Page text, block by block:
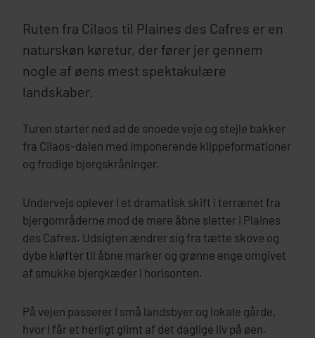
SE HOTEL
Ruten fra Cilaos til Plaines des Cafres er en
naturskøn køretur, der fører jer gennem
nogle af øens mest spektakulære
landskaber.
Turen starter ned ad de snoede veje og stejle bakker
fra Cilaos-dalen med imponerende klippeformationer
og frodige bjergskråninger.
Undervejs oplever I et dramatisk skift i terrænet fra
bjergområderne mod de mere åbne sletter i Plaines
des Cafres. Udsigten ændrer sig fra tætte skove og
dybe kløfter til åbne marker og grønne enge omgivet
af smukke bjergkæder i horisonten.
På vejen passerer I små landsbyer og lokale gårde,
hvor I får et herligt glimt af det daglige liv på øen.